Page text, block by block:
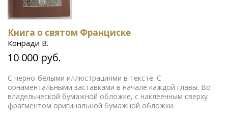
Книга о святом Франциске
Конради В.
10 000 руб.
С черно-белыми иллюстрациями в тексте. С
орнаментальными заставками в начале каждой главы. Во
владельческой бумажной обложке, с наклеенным сверху
фрагментом оригинальной бумажной обложки.